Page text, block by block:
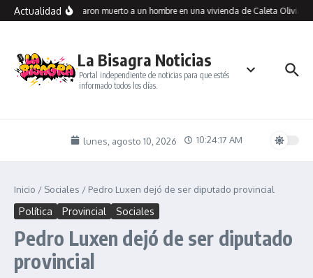
Saltar al contenido
ActualidadEncontraron muerto a un hombre en una vivienda de Caleta Olivia:
La Bisagra Noticias
Portal independiente de noticias para que estés
informado todos los días.
lunes, agosto 10, 2026 10:24:18 AM
Inicio / Sociales / Pedro Luxen dejó de ser diputado provincial
Política Provincial Sociales
Pedro Luxen dejó de ser diputado
provincial